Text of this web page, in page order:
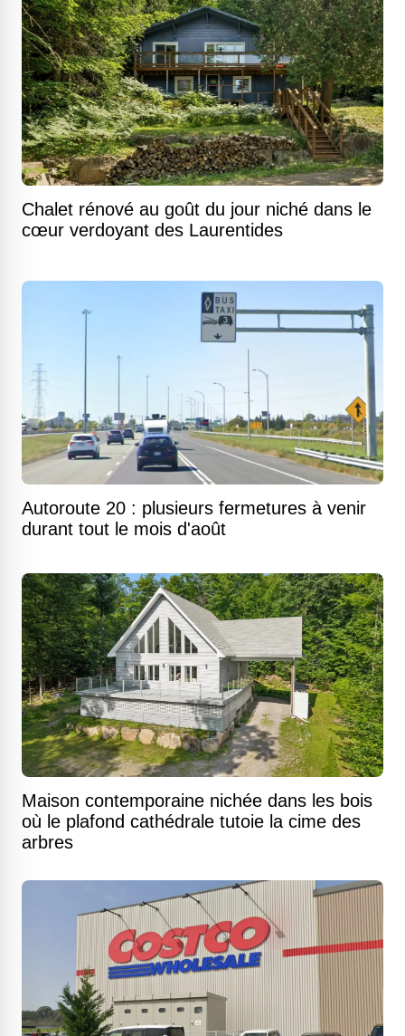
Chalet rénové au goût du jour niché dans le
cœur verdoyant des Laurentides
Autoroute 20 : plusieurs fermetures à venir
durant tout le mois d'août
Maison contemporaine nichée dans les bois
où le plafond cathédrale tutoie la cime des
arbres